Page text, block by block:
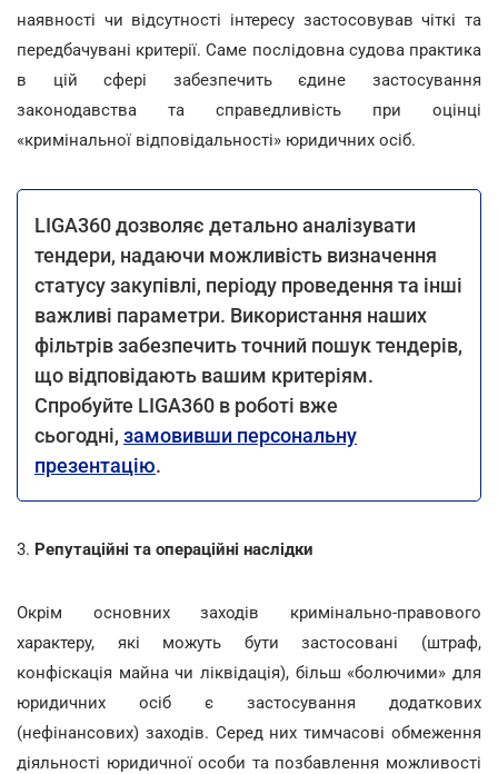
наявності чи відсутності інтересу застосовував чіткі та
передбачувані критерії. Саме послідовна судова практика
в цій сфері забезпечить єдине застосування
законодавства та справедливість при оцінці
«кримінальної відповідальності» юридичних осіб.
LIGA360 дозволяє детально аналізувати
тендери, надаючи можливість визначення
статусу закупівлі, періоду проведення та інші
важливі параметри. Використання наших
фільтрів забезпечить точний пошук тендерів,
що відповідають вашим критеріям.
Спробуйте LIGA360 в роботі вже
сьогодні, замовивши персональну
презентацію.
3. Репутаційні та операційні наслідки
Окрім основних заходів кримінально-правового
характеру, які можуть бути застосовані (штраф,
конфіскація майна чи ліквідація), більш «болючими» для
юридичних осіб є застосування додаткових
(нефінансових) заходів. Серед них тимчасові обмеження
діяльності юридичної особи та позбавлення можливості